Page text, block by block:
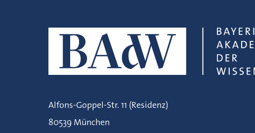
Alfons-Goppel-Str. 11 (Residenz)
80539 München